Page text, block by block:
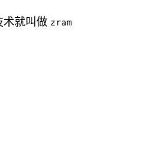
术就叫做 zram